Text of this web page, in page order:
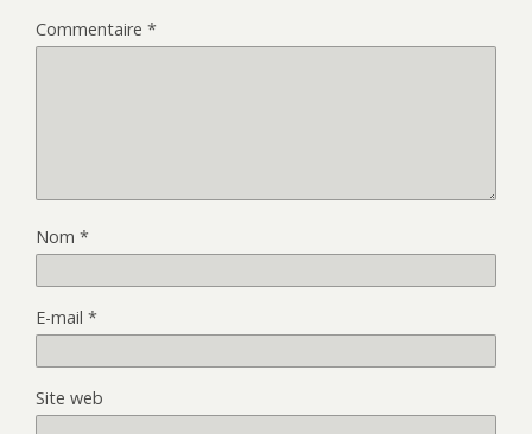
Commentaire *
Nom *
E-mail *
Site web